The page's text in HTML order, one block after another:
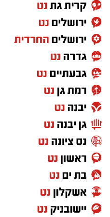
הצטרפו לקבוצת
WhatsApp כל החדשות לחצו כאן
לא ללחוץ:
המצורף להודעה.
לא להזין פרטים:
סיסמאות או פרטי